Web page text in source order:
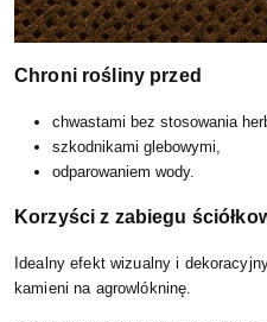
Chroni rośliny przed
chwastami bez stosowania
szkodnikami glebowymi,
odparowaniem wody.
Korzyści z zabiegu
Idealny efekt wizualny i
kamieni na agrowlókninę.